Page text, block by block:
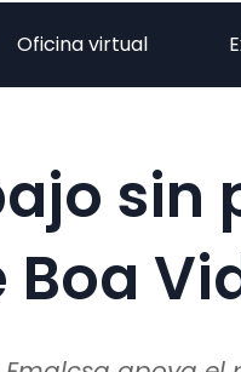
Oficina virtual
sin
Boa